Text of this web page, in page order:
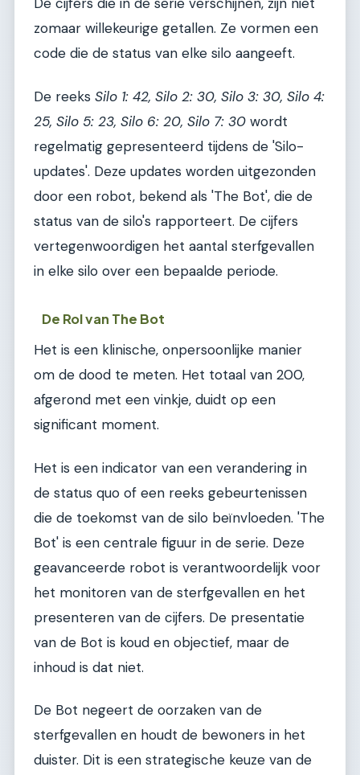
zomaar willekeurige getallen. Ze vormen een
code die de status van elke silo aangeeft.
De reeks Silo 1: 42, Silo 2: 30, Silo 3: 30, Silo 4:
25, Silo 5: 23, Silo 6: 20, Silo 7: 30 wordt
regelmatig gepresenteerd tijdens de 'Silo-
updates'. Deze updates worden uitgezonden
door een robot, bekend als 'The Bot', die de
status van de silo's rapporteert. De cijfers
vertegenwoordigen het aantal sterfgevallen
in elke silo over een bepaalde periode.
De Rol van The Bot
Het is een klinische, onpersoonlijke manier
om de dood te meten. Het totaal van 200,
afgerond met een vinkje, duidt op een
significant moment.
Het is een indicator van een verandering in
de status quo of een reeks gebeurtenissen
die de toekomst van de silo beïnvloeden. 'The
Bot' is een centrale figuur in de serie. Deze
geavanceerde robot is verantwoordelijk voor
het monitoren van de sterfgevallen en het
presenteren van de cijfers. De presentatie
van de Bot is koud en objectief, maar de
inhoud is dat niet.
De Bot negeert de oorzaken van de
sterfgevallen en houdt de bewoners in het
duister. Dit is een strategische keuze van de